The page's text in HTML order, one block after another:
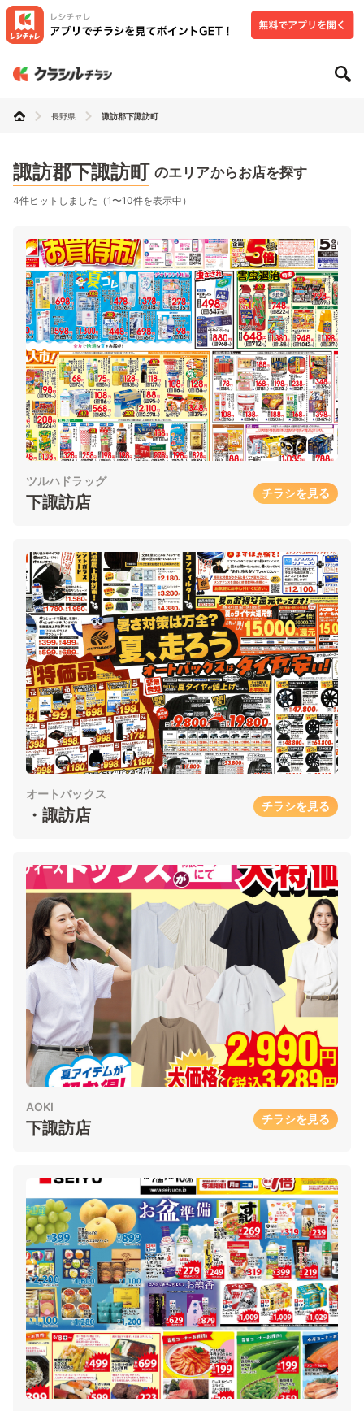
長野県 諏訪郡下諏訪町
諏訪郡下諏訪町 のエリアからお店を探す
4件ヒットしました（1〜10件を表示中）
ツルハドラッグ
下諏訪店 チラシを見る
オートバックス
・諏訪店 チラシを見る
AOKI
下諏訪店 チラシを見る